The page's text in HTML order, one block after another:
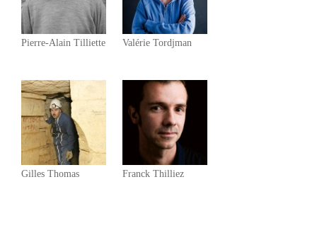
Pierre-Alain Tilliette Valérie Tordjman
Gilles Thomas Franck Thilliez